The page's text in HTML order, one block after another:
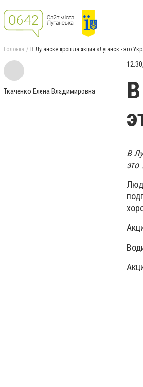
Головна В Луганске прошла акция «Луганск - это
Ткаченко Елена Владимировна
В
это